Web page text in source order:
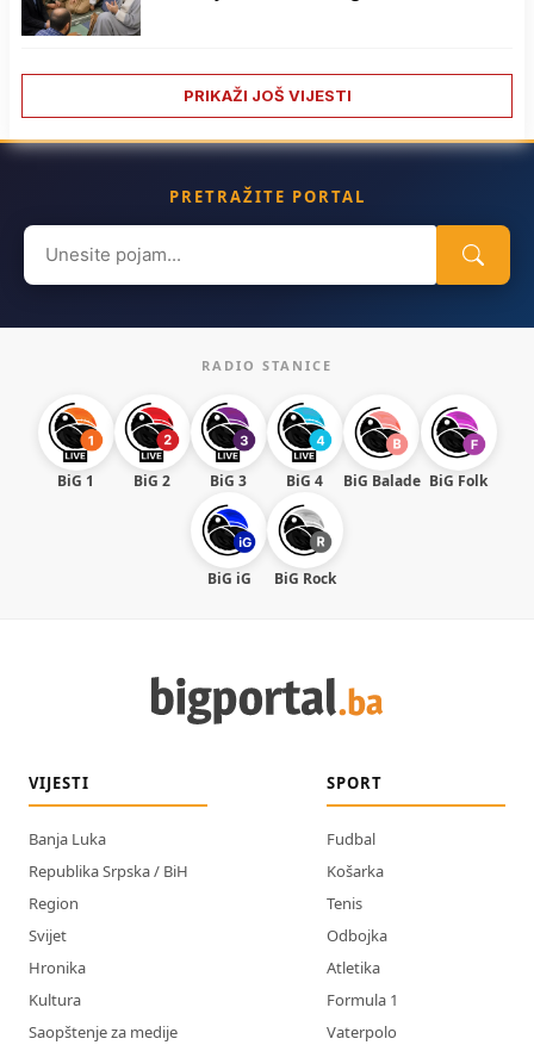
PRIKAŽI JOŠ VIJESTI
PRETRAŽITE PORTAL
Search
for:
RADIO STANICE
BiG 1 BiG 2 BiG 3 BiG 4 BiG Balade BiG Folk
BiG iG BiG Rock
VIJESTI
Banja Luka
Republika Srpska / BiH
Region
Svijet
Hronika
Kultura
Saopštenje za medije
SPORT
Fudbal
Košarka
Tenis
Odbojka
Atletika
Formula 1
Vaterpolo